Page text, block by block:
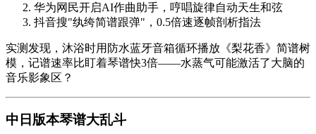
华为网民开启AI作曲助手，哼唱旋律自动天生和弦
抖音搜"纨绔简谱跟弹"，0.5倍速逐帧剖析指法
实测发现，沐浴时用防水蓝牙音箱循环播放《梨花香》简谱树
模，记谱速率比盯着琴谱快3倍——水蒸气可能激活了大脑的
音乐影象区？
中日版本琴谱大乱斗